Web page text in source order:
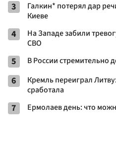
3
Галкин* потерял дар
Киеве
4
На Западе забили
СВО
5 В России стремительно
6
Кремль переиграл
сработала
7 Ермолаев день: что